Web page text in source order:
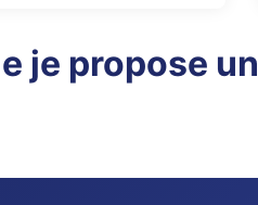
je propose